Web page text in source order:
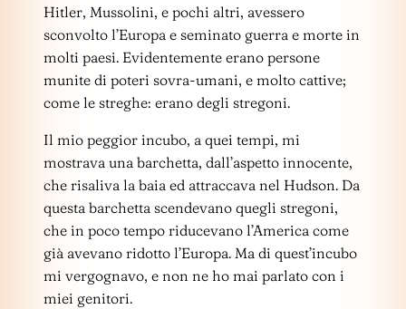
Hitler, Mussolini, e pochi altri, avessero
sconvolto l’Europa e seminato guerra e morte in
molti paesi. Evidentemente erano persone
munite di poteri sovra-umani, e molto cattive;
come le streghe: erano degli stregoni.
Il mio peggior incubo, a quei tempi, mi
mostrava una barchetta, dall’aspetto innocente,
che risaliva la baia ed attraccava nel Hudson. Da
questa barchetta scendevano quegli stregoni,
che in poco tempo riducevano l’America come
già avevano ridotto l’Europa. Ma di quest’incubo
mi vergognavo, e non ne ho mai parlato con i
miei genitori.